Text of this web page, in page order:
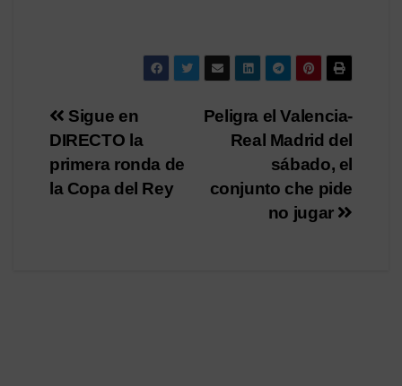
Navegación
de
entradas
Peligra el Valencia-
Real Madrid del
sábado, el
conjunto che pide
no jugar
Sigue en
DIRECTO la
primera ronda de
la Copa del Rey